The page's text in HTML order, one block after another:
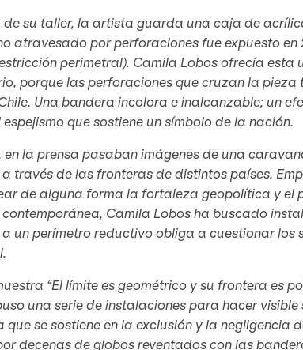
de su taller, la artista guarda una caja de
atravesado por perforaciones fue expuesto en
perimetral). Camila Lobos ofrecía
porque las perforaciones que cruzan la
Una bandera incolora e inalcanzable; un
que sostiene un símbolo de la nación.
en la prensa pasaban imágenes de una
través de las fronteras de distintos países.
de alguna forma la fortaleza geopolítica y el
Camila Lobos ha buscado
un perímetro reductivo obliga a cuestionar los
“El límite es geométrico y su frontera es
una serie de instalaciones para hacer
que se sostiene en la exclusión y la negligencia
decenas de globos reventados con las